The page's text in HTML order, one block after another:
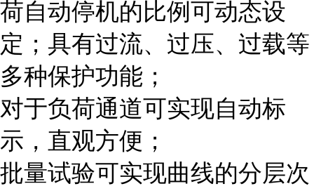
荷自动停机的比例可动态设
定；具有过流、过压、过载等
多种保护功能；
对于负荷通道可实现自动标
示，直观方便；
批量试验可实现曲线的分层次